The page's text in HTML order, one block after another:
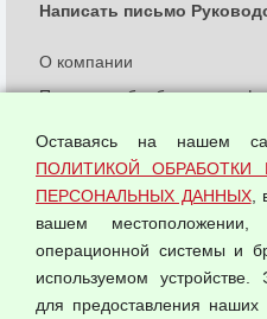
О компании
Политика обработки и
Согласием на обработку
Оферта оптовой купли-
Публичная оферта
Написать письмо
Оставаясь на нашем
ПОЛИТИКОЙ ОБРАБОТКИ
ПЕРСОНАЛЬНЫХ ДАННЫХ,
вашем
операционной системы и
используемом устройстве.
для предоставления наших